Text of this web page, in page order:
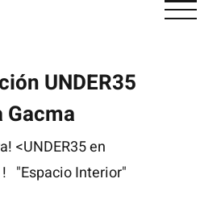
UNDER35
Gacma
<UNDER35 en
! "Espacio Interior"